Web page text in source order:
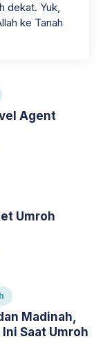
dekat. Yuk,
ke Tanah
Agent
Umroh
Madinah,
Saat Umroh